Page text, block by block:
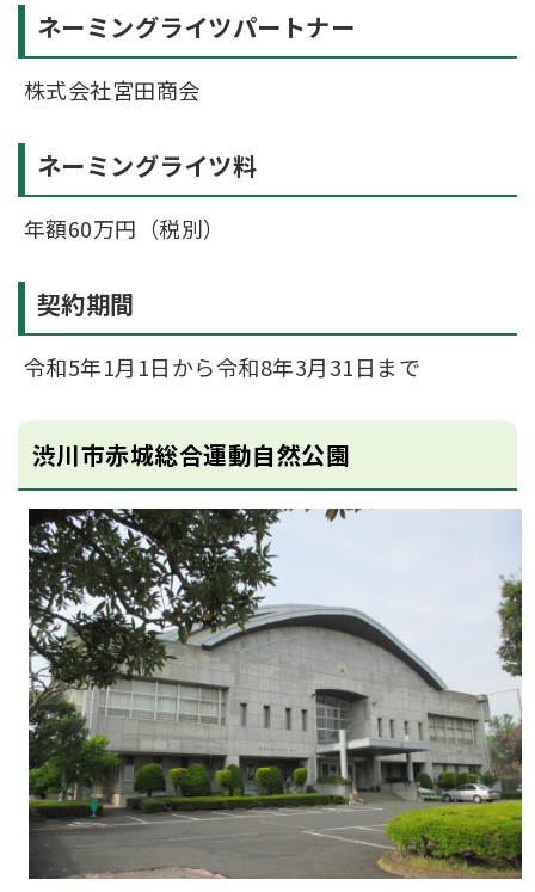
ネーミングライツパートナー
株式会社宮田商会
ネーミングライツ料
年額60万円（税別）
契約期間
令和5年1月1日から令和8年3月31日まで
渋川市赤城総合運動自然公園